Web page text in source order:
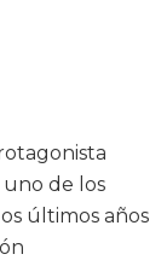
de los
últimos años